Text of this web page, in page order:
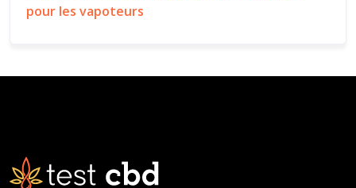
pour les vapoteurs